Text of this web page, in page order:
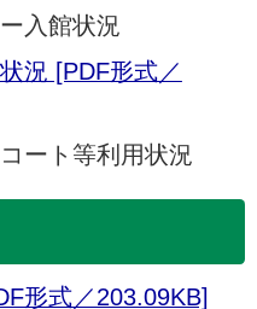
入館状況
況 [PDF形式／
ート等利用状況
形式／203.09KB]